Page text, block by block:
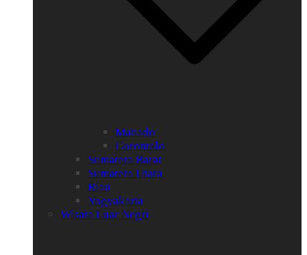
Manado
Gorontalo
Sumatera Barat
Sumatera Utara
Riau
Yogyakarta
Wisata Luar Negri